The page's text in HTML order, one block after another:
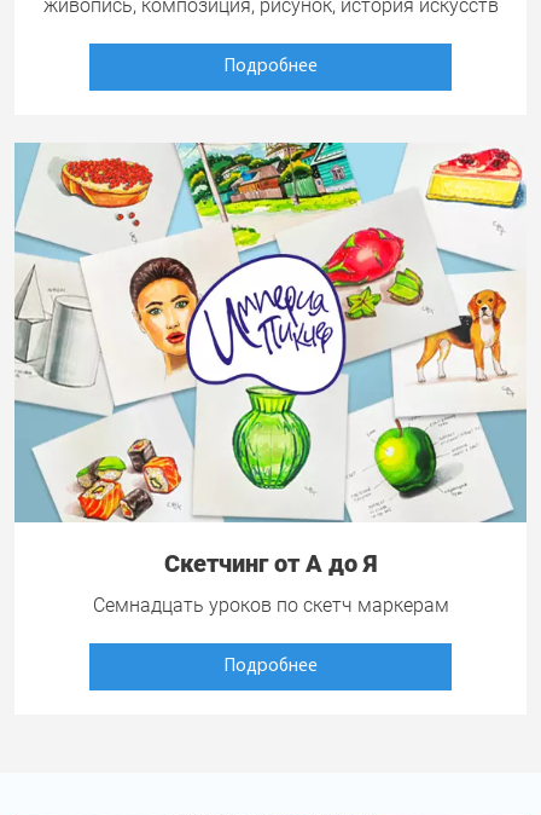
живопись, композиция, рисунок, история искусств
Подробнее
Скетчинг от А до Я
Семнадцать уроков по скетч маркерам
Подробнее